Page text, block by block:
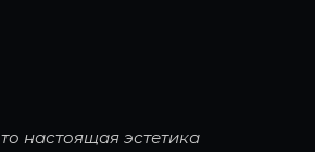
настоящая эстетика